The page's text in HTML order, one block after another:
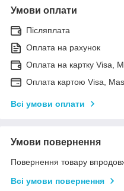
Умови оплати
Післяплата
Оплата на рахунок
Оплата на картку Visa,
Оплата картою Visa,
Всі умови оплати
Умови повернення
Повернення товару
Всі умови повернення